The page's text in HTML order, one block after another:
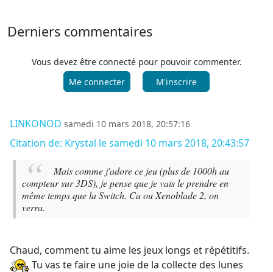
Derniers commentaires
Vous devez être connecté pour pouvoir commenter.
Me connecter
M'inscrire
LINKONOD samedi 10 mars 2018, 20:57:16
Citation de: Krystal le samedi 10 mars 2018, 20:43:57
Mais comme j'adore ce jeu (plus de 1000h au
compteur sur 3DS), je pense que je vais le prendre en
même temps que la Switch. Ca ou Xenoblade 2, on
verra.
Chaud, comment tu aime les jeux longs et répétitifs.
Tu vas te faire une joie de la collecte des lunes